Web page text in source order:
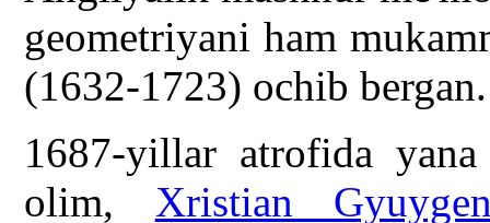
geometriyani ham
(1632-1723) ochib bergan.
1687-yillar atrofida
olim, Xristian